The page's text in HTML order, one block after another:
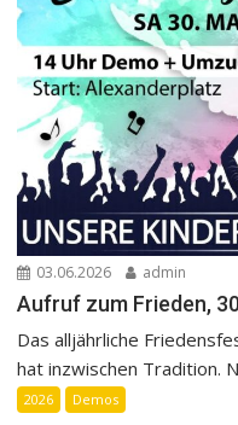
03.06.2026 admin
Aufruf zum Frieden,
Das alljährliche
hat inzwischen Tradition.
2026 Demos